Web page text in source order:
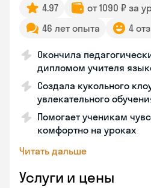
4.97
от 1090 ₽ за
46 лет опыта
4
Окончила
дипломом учителя
Создала кукольного
увлекательного
Помогает ученикам
комфортно на уроках
Читать дальше
Услуги и цены